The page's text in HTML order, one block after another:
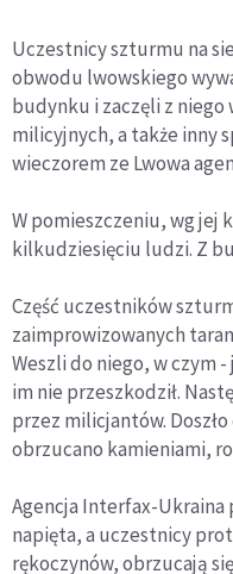
Uczestnicy szturmu na
obwodu lwowskiego
budynku i zaczęli z
milicyjnych, a także inny
wieczorem ze Lwowa
W pomieszczeniu, wg jej
kilkudziesięciu ludzi. Z
Część uczestników
zaimprowizowanych
Weszli do niego, w czym
im nie przeszkodził.
przez milicjantów.
obrzucano kamieniami,
Agencja Interfax-Ukraina
napięta, a uczestnicy
rękoczynów, obrzucają